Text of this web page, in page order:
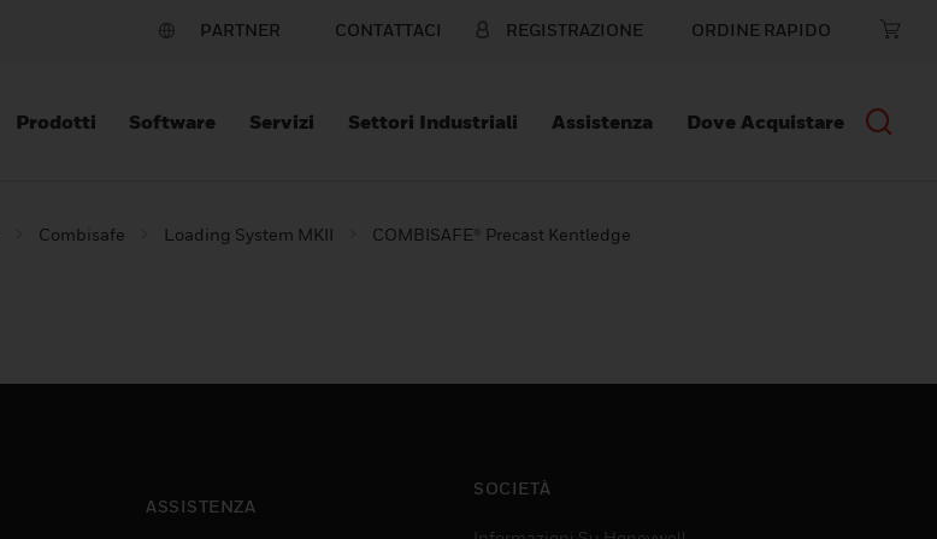
PARTNER CONTATTACI REGISTRAZIONE ORDINE RAPIDO
Prodotti Software Servizi Settori Industriali Assistenza Dove Acquistare
Combisafe Loading System MKII COMBISAFE® Precast Kentledge
ASSISTENZA
SOCIETÀ